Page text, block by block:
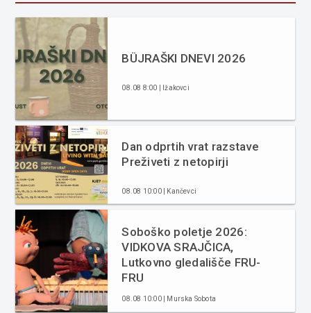
BÜJRAŠKI DNEVI 2026
08.08 8:00 | Ižakovci
Dan odprtih vrat razstave
Preživeti z netopirji
08.08 10:00 | Kančevci
Soboško poletje 2026:
VIDKOVA SRAJČICA,
Lutkovno gledališče FRU-
FRU
08.08 10:00 | Murska Sobota